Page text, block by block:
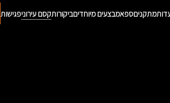
מתקניםספאמבצעים מיוחדיםביקורותקסם עירוניפגישות